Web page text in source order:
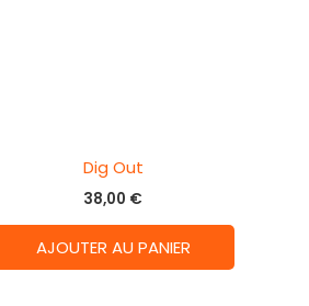
Dig Out
38,00 €
AJOUTER AU PANIER